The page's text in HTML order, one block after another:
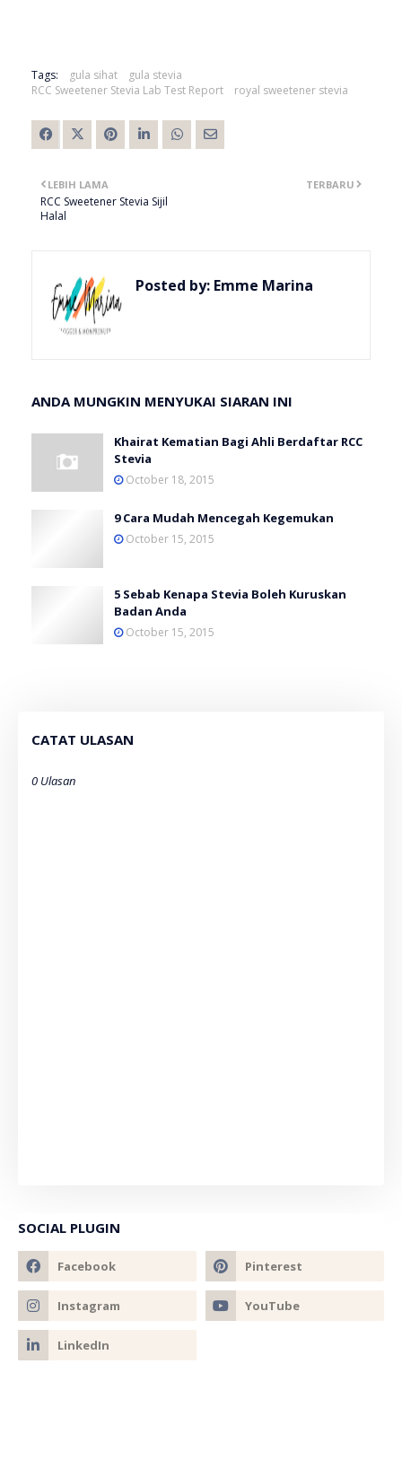
Tags: gula sihat
gula stevia
RCC Sweetener Stevia Lab Test Report
royal sweetener stevia
TERBARU
LEBIH LAMA
RCC Sweetener Stevia Sijil
Halal
Posted by: Emme Marina
ANDA MUNGKIN MENYUKAI SIARAN INI
Khairat Kematian Bagi Ahli Berdaftar RCC
Stevia
October 18, 2015
9 Cara Mudah Mencegah Kegemukan
October 15, 2015
5 Sebab Kenapa Stevia Boleh Kuruskan
Badan Anda
October 15, 2015
CATAT ULASAN
0 Ulasan
SOCIAL PLUGIN